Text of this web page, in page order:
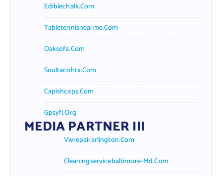
Ediblechalk.com
Tabletennisnearme.com
Oaksofa.com
Soultacohtx.com
Capishcaps.com
Gpsyfl.org
MEDIA PARTNER III
Vwrepairarlington.com
Cleaningservicebaltimore-Md.com